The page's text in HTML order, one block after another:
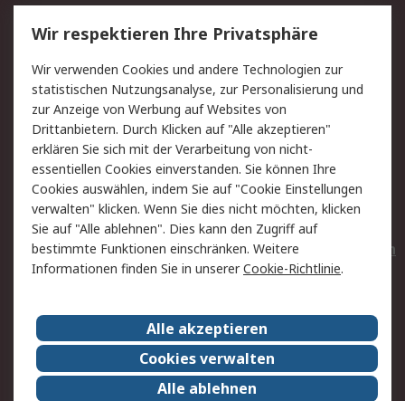
Service
Value Added Services
Lieferlösungen
Rücksendungen
Kontakt
Hilfe
Privatkunden
Rechtliches
AGB
Datenschutz
Cookie-Richtlinie
Zahlungsbedingungen
Copyright/Impressum
Entsorgung
Elektrogeräte/Batterien
RS weltweit
Karriere bei RS
Nachhaltigkeit
Qualität/Umwelt/ZertifikatePresse-Center
Wir respektieren Ihre Privatsphäre
Wir verwenden Cookies und andere Technologien zur
statistischen Nutzungsanalyse, zur Personalisierung und
zur Anzeige von Werbung auf Websites von
Drittanbietern. Durch Klicken auf "Alle akzeptieren"
erklären Sie sich mit der Verarbeitung von nicht-
essentiellen Cookies einverstanden. Sie können Ihre
Cookies auswählen, indem Sie auf "Cookie Einstellungen
verwalten" klicken. Wenn Sie dies nicht möchten, klicken
Sie auf "Alle ablehnen". Dies kann den Zugriff auf
bestimmte Funktionen einschränken. Weitere
Informationen finden Sie in unsererCookie-Richtlinie.
Alle akzeptieren
Cookies verwalten
Alle ablehnen